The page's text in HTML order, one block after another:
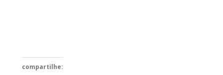
compartilhe: